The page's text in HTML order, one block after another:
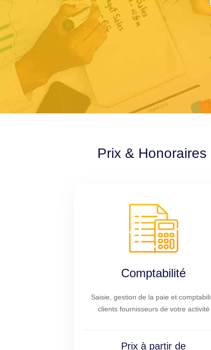
Prix &
Comptabilité
Saisie, gestion de la paie et
clients fournisseurs de votre activité
Prix à partir de